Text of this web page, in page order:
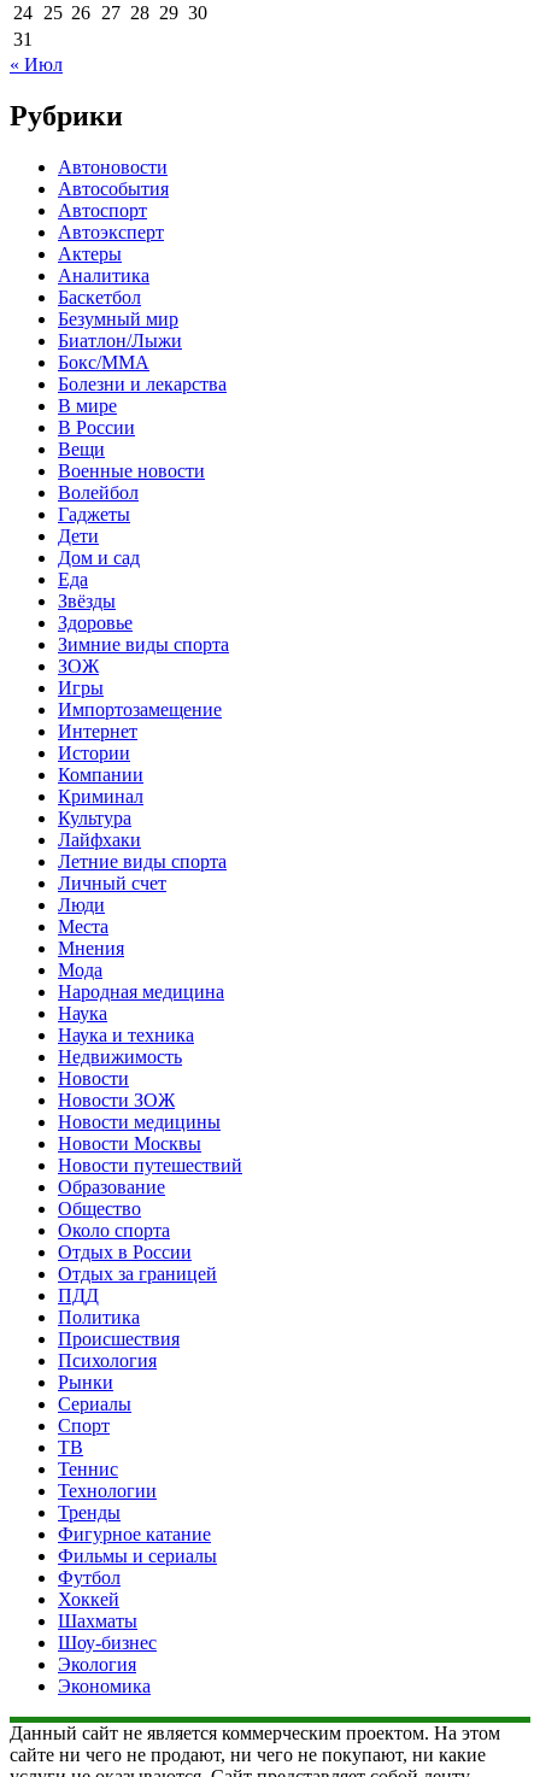
24 25 26 27 28 29 30
31
« Июл
Рубрики
Автоновости
Автособытия
Автоспорт
Автоэксперт
Актеры
Аналитика
Баскетбол
Безумный мир
Биатлон/Лыжи
Бокс/MMA
Болезни и лекарства
В мире
В России
Вещи
Военные новости
Волейбол
Гаджеты
Дети
Дом и сад
Еда
Звёзды
Здоровье
Зимние виды спорта
ЗОЖ
Игры
Импортозамещение
Интернет
Истории
Компании
Криминал
Культура
Лайфхаки
Летние виды спорта
Личный счет
Люди
Места
Мнения
Мода
Народная медицина
Наука
Наука и техника
Недвижимость
Новости
Новости ЗОЖ
Новости медицины
Новости Москвы
Новости путешествий
Образование
Общество
Около спорта
Отдых в России
Отдых за границей
ПДД
Политика
Происшествия
Психология
Рынки
Сериалы
Спорт
ТВ
Теннис
Технологии
Тренды
Фигурное катание
Фильмы и сериалы
Футбол
Хоккей
Шахматы
Шоу-бизнес
Экология
Экономика
Данный сайт не является коммерческим проектом. На этом
сайте ни чего не продают, ни чего не покупают, ни какие